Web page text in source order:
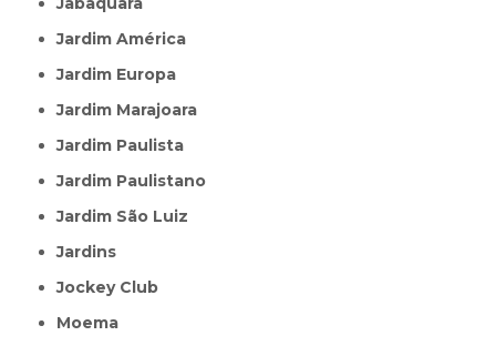
Jardim América
Jardim Europa
Jardim Marajoara
Jardim Paulista
Jardim Paulistano
Jardim São Luiz
Jardins
Jockey Club
Moema